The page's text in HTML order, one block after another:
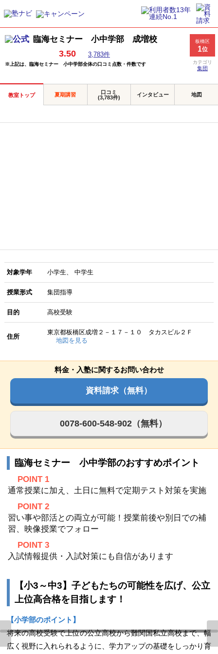
臨海セミナー 小中学部 成増校
3.50 3,783件
※上記は、臨海セミナー 小中学部全体の口コミ点数・件数です
板橋区
1位
カテゴリ
集団
教室トップ 夏期講習
口コミ
(3,783件)
インタビュー 地図
対象学年 小学生 中学生
授業形式 集団指導
目的 高校受験
住所
東京都板橋区成増２－１７－１０ タカスビル２Ｆ
地図を見る
料金・入塾に関するお問い合わせ
資料請求（無料）
0078-600-548-902（無料）
臨海セミナー 小中学部のおすすめポイント
POINT 1
通常授業に加え、土日に無料で定期テスト対策を実施
POINT 2
習い事や部活との両立が可能！授業前後や別日での補
習、映像授業でフォロー
POINT 3
入試情報提供・入試対策にも自信があります
【小3～中3】子どもたちの可能性を広げ、公立
上位高合格を目指します！
【小学部のポイント】
将来の高校受験で上位の公立高校から難関国私立高校まで、幅
広く視野に入れられるように、学力アップの基礎をしっかり育